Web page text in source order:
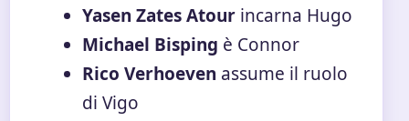
Yasen Zates Atour incarna Hugo
Michael Bisping è Connor
Rico Verhoeven assume il ruolo
di Vigo